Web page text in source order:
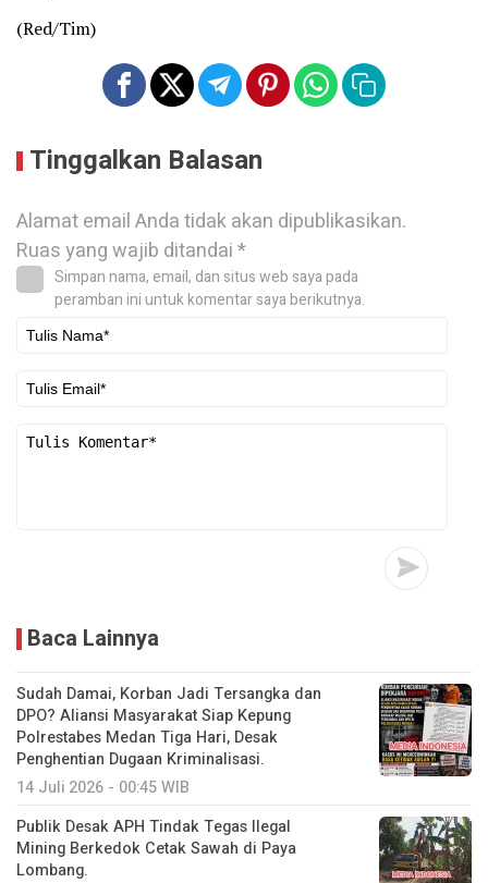
(Red/Tim)
Tinggalkan Balasan
Alamat email Anda tidak akan dipublikasikan.
Ruas yang wajib ditandai*
Simpan nama, email, dan situs web saya pada
peramban ini untuk komentar saya berikutnya.
Baca Lainnya
Sudah Damai, Korban Jadi Tersangka dan
DPO? Aliansi Masyarakat Siap Kepung
Polrestabes Medan Tiga Hari, Desak
Penghentian Dugaan Kriminalisasi.
14 Juli 2026 - 00:45 WIB
Publik Desak APH Tindak Tegas Ilegal
Mining Berkedok Cetak Sawah di Paya
Lombang.